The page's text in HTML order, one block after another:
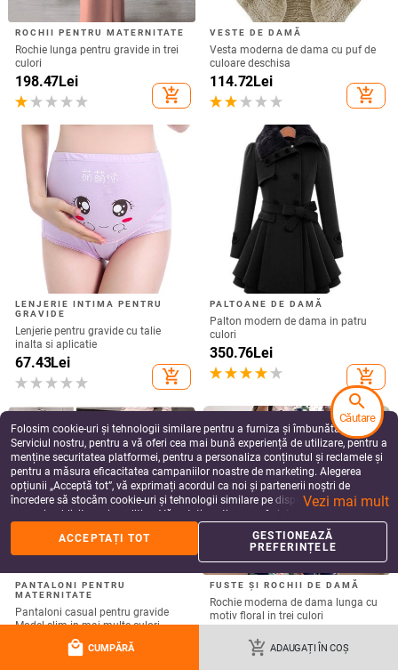
local_mall CUMPĂRĂ add_shopping_cart ADAUGAȚI ÎN COȘ
add_shopping_cart add_shopping_cart
LENJERIE INTIMA PENTRU
GRAVIDE
Lenjerie pentru gravide cu talie
inalta si aplicatie
67.43
add_shopping_cart
PALTOANE DE DAMĂ
Palton modern de dama in patru
culori
350.76 Lei
PANTALONI PENTRU
MATERNITATE
Pantaloni casual pentru gravide
Model slim in mai multe culori
128.97Lei
add_shopping_cart
FUSTE ȘI ROCHII DE DAMĂ
Rochie moderna de dama lunga cu
motiv floral in trei culori
117.99Lei
add_shopping_cart
Folosim cookie-uri și tehnologii similare pentru a furniza și îmbunătăți
Serviciul nostru, pentru a vă oferi cea mai bună experiență de utilizare, pentru a
menține securitatea platformei, pentru a personaliza conținutul și reclamele și
pentru a măsura eficacitatea campaniilor noastre de marketing. Alegerea
opțiunii „Acceptă tot”, vă exprimați acordul ca noi și partenerii noștri de
încredere să stocăm cookie-uri și tehnologii similare pe dispozitivul dvs. în
scopuri publicitare și analitice. Vă puteți gestiona preferințele în orice moment
făcând clic pe „Gestionează preferințele”. Pentru mai multe informații, vă
rugăm să consultațiPolitica noastră de confidențialitate.
Vezi mai mult
ACCEPTAȚI TOT
GESTIONEAZĂ
PREFERINȚELE
search
Căutare